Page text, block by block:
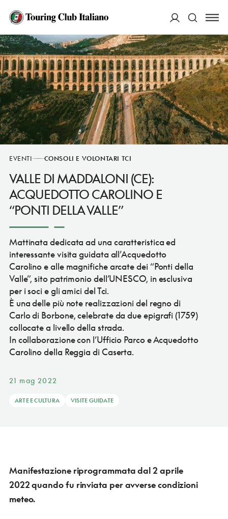
Cerca
EVENTI CONSOLI E VOLONTARI TCI
VALLE DI MADDALONI (CE):
ACQUEDOTTO CAROLINO E
“PONTI DELLA VALLE”
Mattinata dedicata ad una caratteristica ed
interessante visita guidata all’Acquedotto
Carolino e alle magnifiche arcate dei “Ponti della
Valle”, sito patrimonio dell’UNESCO, in esclusiva
per i soci e gli amici del Tci.
È una delle più note realizzazioni del regno di
Carlo di Borbone, celebrate da due epigrafi (1759)
collocate a livello della strada.
In collaborazione con l’Ufficio Parco e Acquedotto
Carolino della Reggia di Caserta.
21 mag 2022
ARTE E CULTURA VISITE GUIDATE
Manifestazione riprogrammata dal 2 aprile
2022quando fu rinviata per avverse condizioni
meteo.